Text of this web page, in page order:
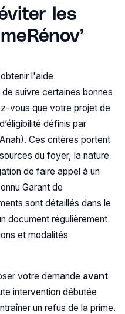
les
l'aide
suivre certaines bonnes
vous que votre projet de
définis par
Ces critères portent
du foyer, la nature
de faire appel à un
Garant de
sont détaillés dans le
document régulièrement
et modalités
votre demande avant
intervention débutée
un refus de la prime.